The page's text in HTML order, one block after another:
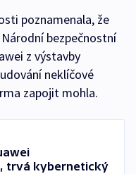
poznamenala, že
bezpečnostní
z výstavby
neklíčové
zapojit mohla.
trvá kybernetický